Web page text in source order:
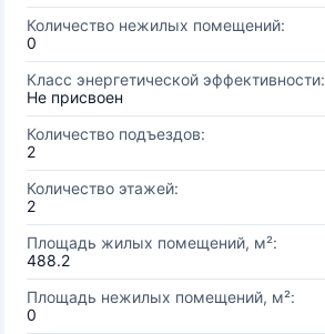
Количество нежилых помещений:
0
Класс энергетической эффективности:
Не присвоен
Количество подъездов:
2
Количество этажей:
2
Площадь жилых помещений, м²:
488.2
Площадь нежилых помещений, м²:
0